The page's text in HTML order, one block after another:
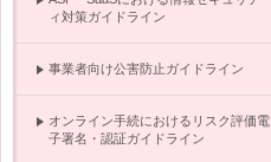
ィ対策ガイドライン
事業者向け公害防止ガイドライン
オンライン手続におけるリスク評価電
子署名・認証ガイドライン